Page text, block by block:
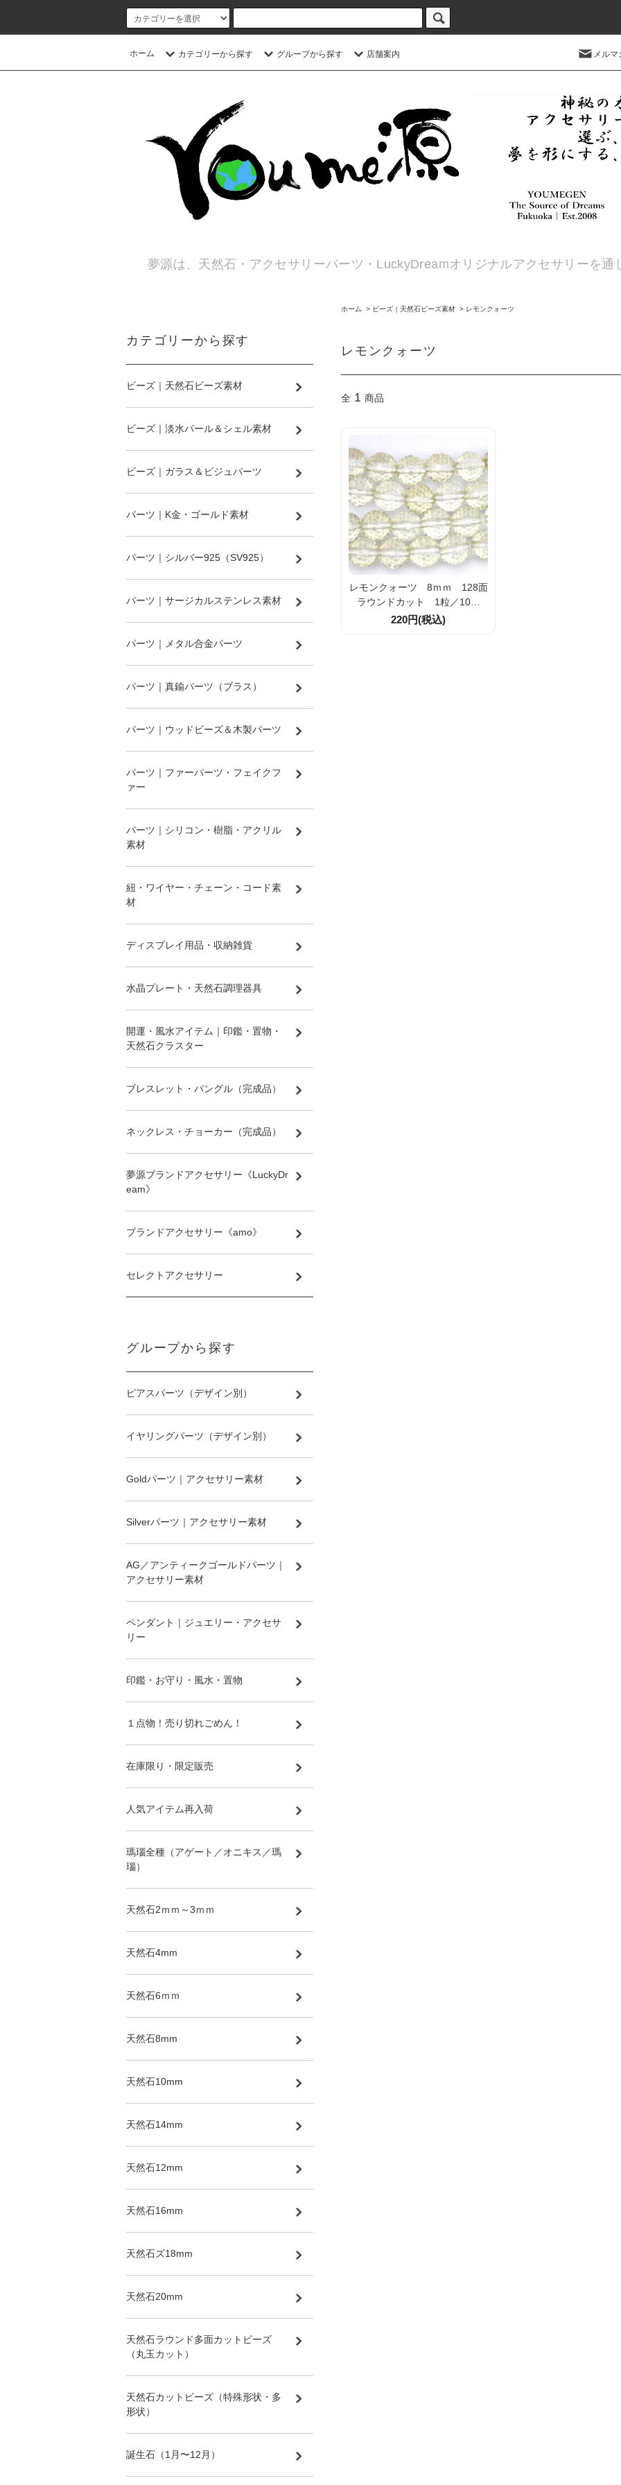
ホーム カテゴリーから探す グループから探す 店舗案内 メル
夢源は、天然石・アクセサリーパーツ・LuckyDreamオリジナルアクセサリーを通
ホーム > ビーズ｜天然石ビーズ素材 > レモンクォーツ
レモンクォーツ
全 1 商品
レモンクォーツ 8ｍｍ 128面
ラウンドカット 1粒／10粒
【50196433】
220円(税込)
カテゴリーから探す
ビーズ｜天然石ビーズ素材
ビーズ｜淡水パール＆シェル素材
ビーズ｜ガラス＆ビジュパーツ
パーツ｜K金・ゴールド素材
パーツ｜シルバー925（SV925）
パーツ｜サージカルステンレス素材
パーツ｜メタル合金パーツ
パーツ｜真鍮パーツ（ブラス）
パーツ｜ウッドビーズ＆木製パーツ
パーツ｜ファーパーツ・フェイクフ
ァー
パーツ｜シリコン・樹脂・アクリル
素材
紐・ワイヤー・チェーン・コード素
材
ディスプレイ用品・収納雑貨
水晶プレート・天然石調理器具
開運・風水アイテム｜印鑑・置物・
天然石クラスター
ブレスレット・バングル（完成品）
ネックレス・チョーカー（完成品）
夢源ブランドアクセサリー《LuckyDr
eam》
ブランドアクセサリー《amo》
セレクトアクセサリー
グループから探す
ピアスパーツ（デザイン別）
イヤリングパーツ（デザイン別）
Goldパーツ｜アクセサリー素材
Silverパーツ｜アクセサリー素材
AG／アンティークゴールドパーツ｜
アクセサリー素材
ペンダント｜ジュエリー・アクセサ
リー
印鑑・お守り・風水・置物
１点物！売り切れごめん！
在庫限り・限定販売
人気アイテム再入荷
瑪瑙全種（アゲート／オニキス／瑪
瑙）
天然石2ｍｍ～3ｍｍ
天然石4mm
天然石6ｍｍ
天然石8mm
天然石10mm
天然石14mm
天然石12mm
天然石16mm
天然石ズ18mm
天然石20mm
天然石ラウンド多面カットビーズ
（丸玉カット）
天然石カットビーズ（特殊形状・多
形状）
誕生石（1月〜12月）